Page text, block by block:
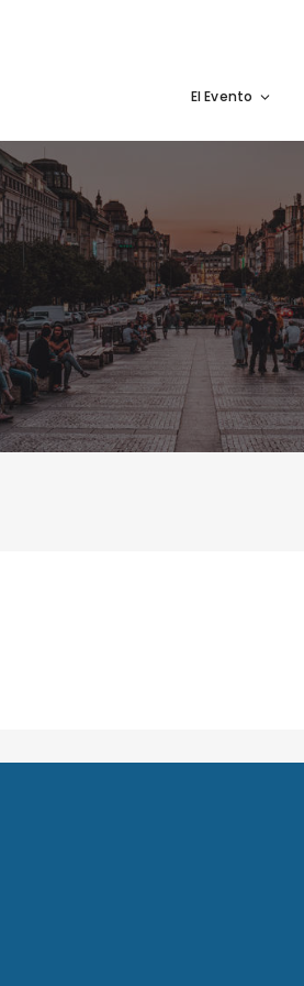
El Evento